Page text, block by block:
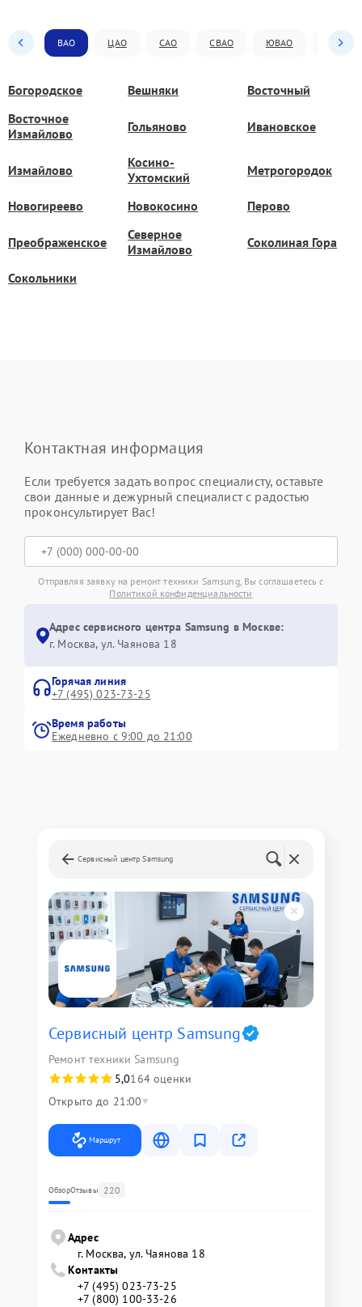
ВАО ЦАО САО СВАО ЮВАО ЮАО
Богородское Вешняки
Восточный
Восточное
Измайлово
Гольяново Ивановское
Измайлово
Косино-
Ухтомский
Метрогородок
Новогиреево Новокосино Перово
Преображенское
Северное
Измайлово
Соколиная Гора
Сокольники
Контактная информация
Если требуется задать вопрос специалисту, оставьте
свои данные и дежурный специалист с радостью
проконсультирует Вас!
Отправляя заявку на ремонт техники Samsung, Вы соглашаетесь с
Политикой конфиденциальности
Адрес сервисного центра Samsung в Москве:
г. Москва, ул. Чаянова 18
Горячая линия
+7 (495) 023-73-25
Время работы
Ежедневно с 9:00 до 21:00
Сервисный центр Samsung
Сервисный центр Samsung
Ремонт техники Samsung
5,0164 оценки
Открыто до 21:00
Маршрут
ОбзорОтзывы 220
Адрес
г. Москва, ул. Чаянова 18
Контакты
+7 (495) 023-73-25
+7 (800) 100-33-26